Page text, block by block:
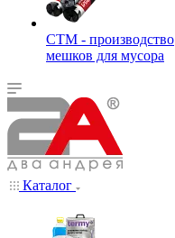
СТМ - производство
мешков для мусора
Каталог